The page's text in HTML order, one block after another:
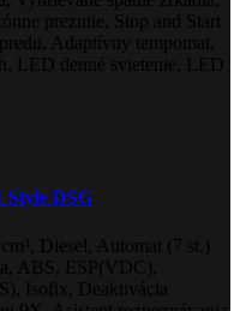
prezutie, Stop and Start
Adaptívny tempomat,
LED denné svietenie, LED
Style DSG
Diesel, Automat (7 st.)
ABS, ESP(VDC),
Isofix, Deaktivácia